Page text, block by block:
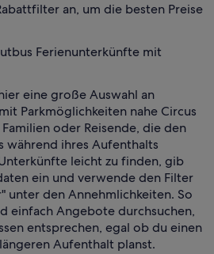
an, um die besten Preise
Ferienunterkünfte mit
eine große Auswahl an
Parkmöglichkeiten nahe Circus
oder Reisende, die den
während ihres Aufenthalts
leicht zu finden, gib
ein und verwende den Filter
unter den Annehmlichkeiten. So
einfach Angebote durchsuchen,
entsprechen, egal ob du einen
Aufenthalt planst.